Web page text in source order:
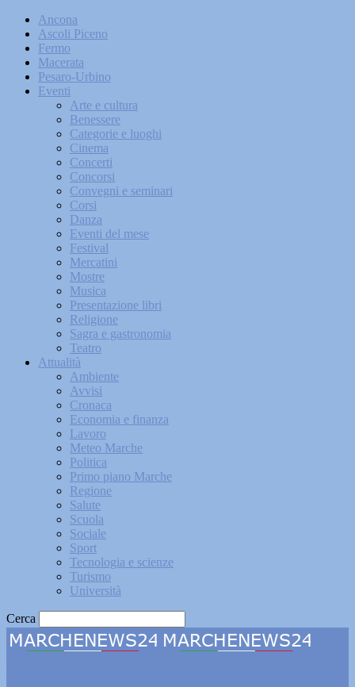
Ancona
Ascoli Piceno
Fermo
Macerata
Pesaro-Urbino
Eventi
Arte e cultura
Benessere
Categorie e luoghi
Cinema
Concerti
Concorsi
Convegni e seminari
Corsi
Danza
Eventi del mese
Festival
Mercatini
Mostre
Musica
Presentazione libri
Religione
Sagra e gastronomia
Teatro
Attualità
Ambiente
Avvisi
Cronaca
Economia e finanza
Lavoro
Meteo Marche
Politica
Primo piano Marche
Regione
Salute
Scuola
Sociale
Sport
Tecnologia e scienze
Turismo
Università
Cerca